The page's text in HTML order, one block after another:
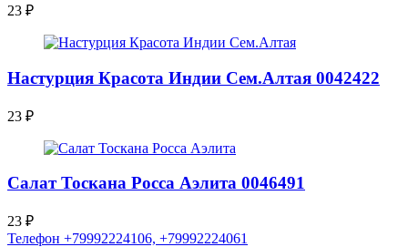
23 ₽
Настурция Красота Индии Сем.Алтая 0042422
23 ₽
Салат Тоскана Росса Аэлита 0046491
23 ₽
Телефон +79992224106, +79992224061